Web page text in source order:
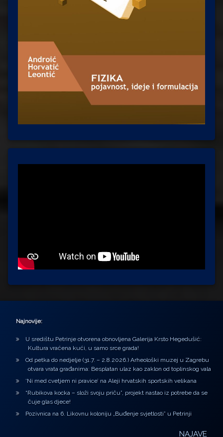
Najnovije:
U središtu Petrinje otvorena obnovljena Galerija Krsto Hegedušić:
Kultura vraćena kući, u samo srce grada!
Od petka do nedjelje (31.7. – 2.8.2026.) Arheološki muzej u Zagrebu
otvara vrata građanima: Besplatan ulaz kao zaklon od toplinskog vala
‘Ni med cvetjem ni pravice’ na Aleji hrvatskih sportskih velikana
“Rubikova kocka – složi svoju priču”, projekt nastao iz potrebe da se
čuje glas djece!
Pozivnica na 6. Likovnu koloniju „Buđenje svjetlosti” u Petrinji
NAJAVE